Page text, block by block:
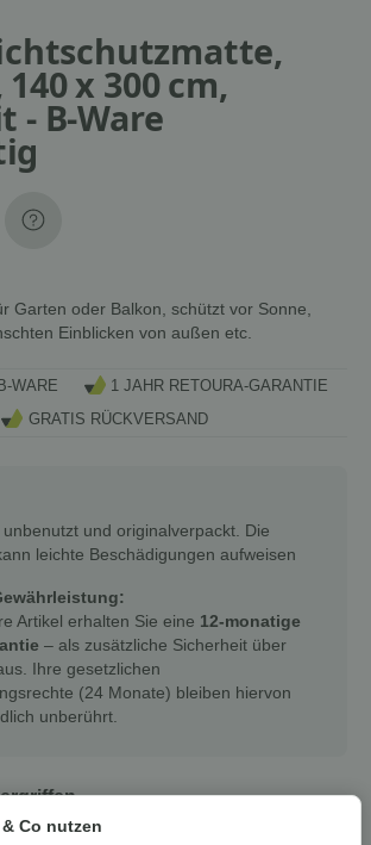
140 x 300 cm,
- B-Ware
Garten oder Balkon, schützt vor Sonne,
Einblicken von außen etc.
WARE
1 JAHR RETOURA-GARANTIE
GRATIS RÜCKVERSAND
unbenutzt und originalverpackt. Die
leichte Beschädigungen aufweisen
Artikel erhalten Sie eine 12-monatige
– als zusätzliche Sicherheit über
Ihre gesetzlichen
(24 Monate) bleiben hiervon
unberührt.
Co nutzen